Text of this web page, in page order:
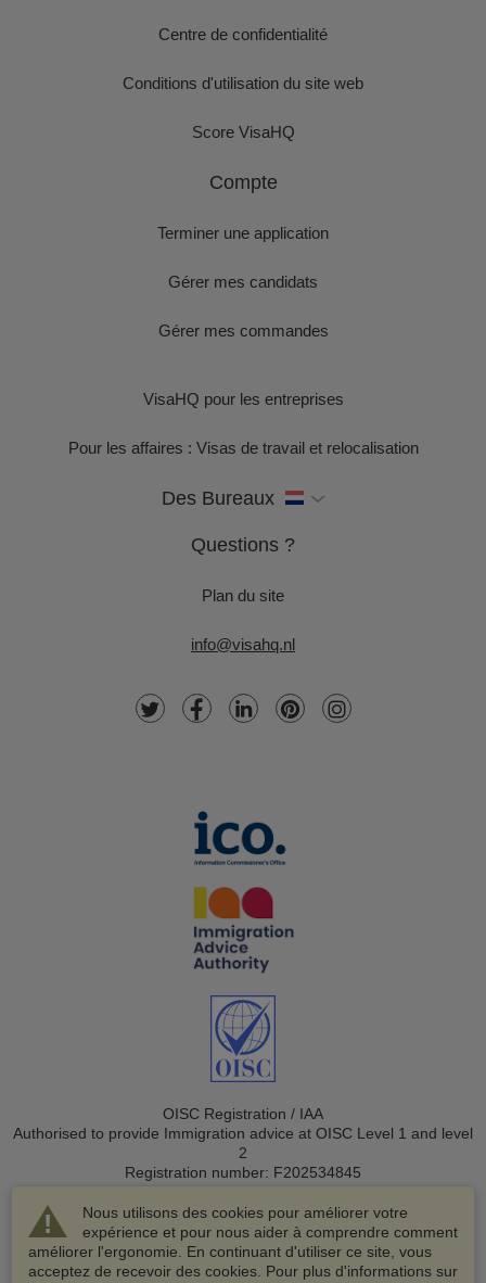
Nous utilisons des cookies pour améliorer votre
expérience et pour nous aider à comprendre comment
améliorer l'ergonomie. En continuant d'utiliser ce site, vous
acceptez de recevoir des cookies. Pour plus d'informations sur
Centre de confidentialité
Conditions d'utilisation du site web
Score VisaHQ
Compte
Terminer une application
Gérer mes candidats
Gérer mes commandes
VisaHQ pour les entreprises
Pour les affaires : Visas de travail et relocalisation
Des Bureaux
Questions ?
Plan du site
info@visahq.nl
OISC Registration / IAA
Authorised to provide Immigration advice at OISC Level 1 and level
2
Registration number: F202534845